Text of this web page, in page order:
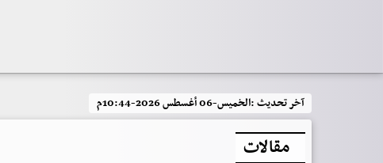
آخر تحديث :الخميس-06 أغسطس 2026-10:44م
مقالات